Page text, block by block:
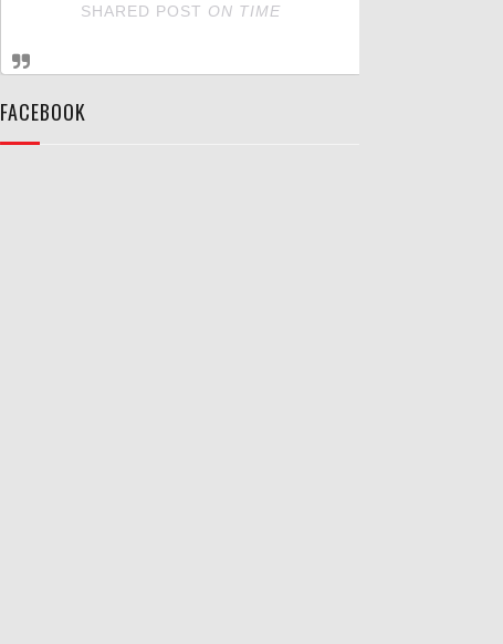
SHARED POST ON TIME
FACEBOOK